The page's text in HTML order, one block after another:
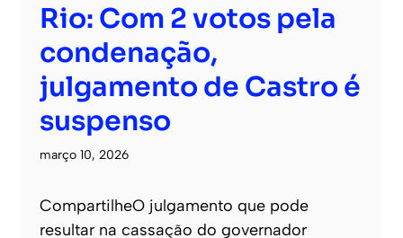
Rio: Com 2 votos pela
condenação,
julgamento de Castro é
suspenso
março 10, 2026
CompartilheO julgamento que pode
resultar na cassação do governador